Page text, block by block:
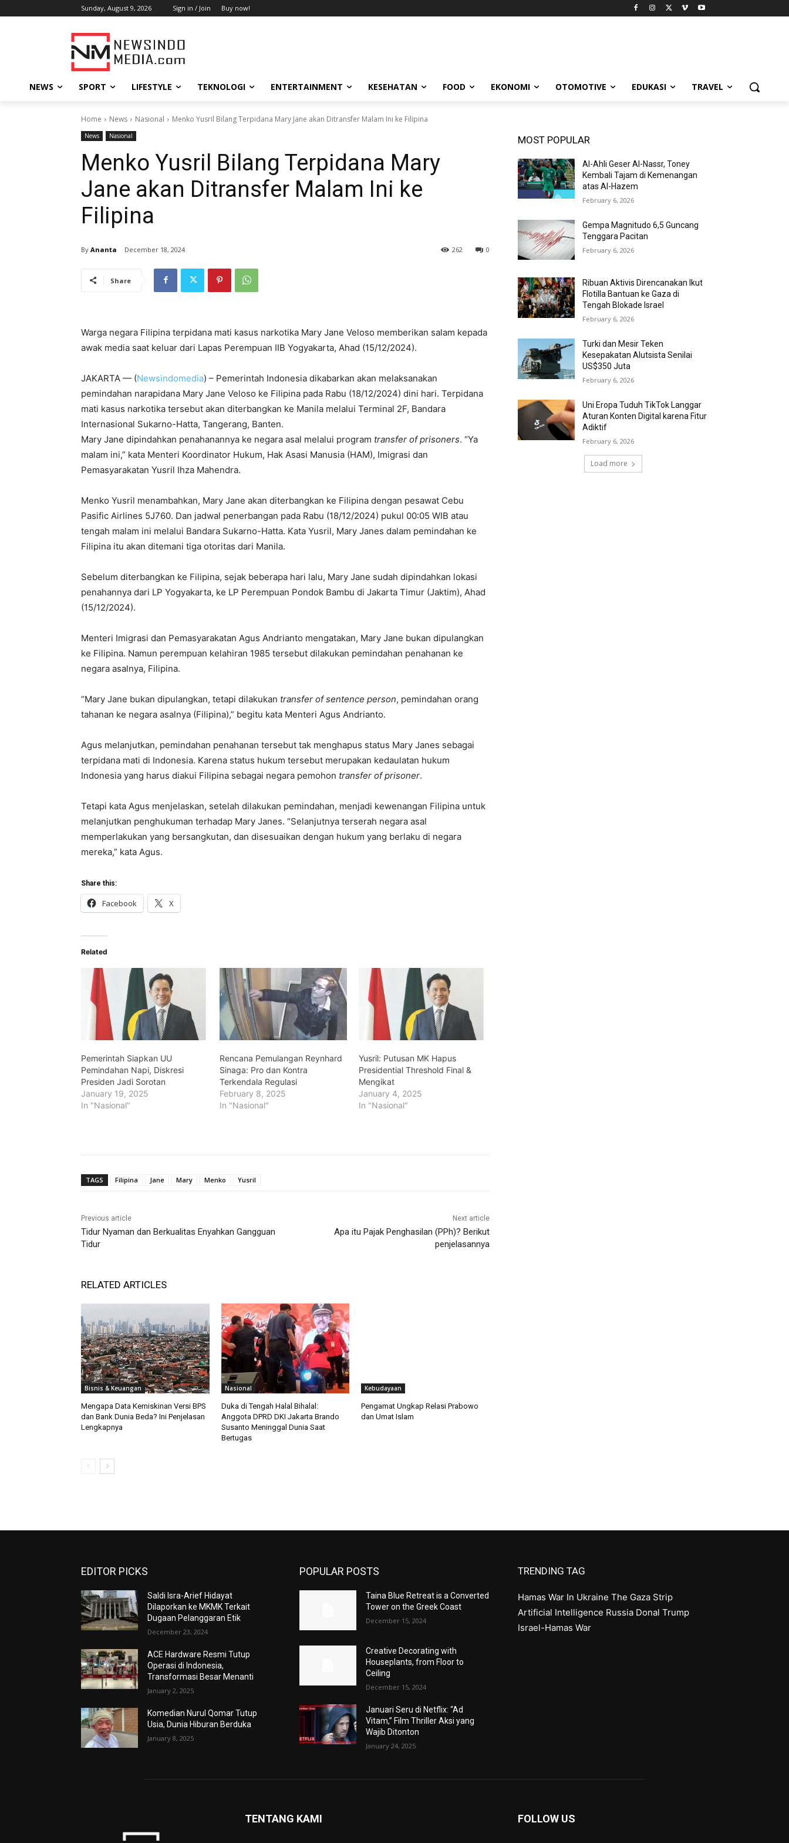
Sunday, August 9, 2026 Sign in / Join Buy now!
NEWS SPORT LIFESTYLE TEKNOLOGI ENTERTAINMENT KESEHATAN FOOD EKONOMI OTOMOTIVE EDUKASI TRAVEL
Home News Nasional Menko Yusril Bilang Terpidana Mary Jane akan Ditransfer Malam Ini ke Filipina
News Nasional
Menko Yusril Bilang Terpidana Mary
Jane akan Ditransfer Malam Ini ke
Filipina
By Ananta December 18, 2024 0
262
Share
Warga negara Filipina terpidana mati kasus narkotika Mary Jane Veloso memberikan salam kepada
awak media saat keluar dari Lapas Perempuan IIB Yogyakarta, Ahad (15/12/2024).
JAKARTA — (Newsindomedia) – Pemerintah Indonesia dikabarkan akan melaksanakan
pemindahan narapidana Mary Jane Veloso ke Filipina pada Rabu (18/12/2024) dini hari. Terpidana
mati kasus narkotika tersebut akan diterbangkan ke Manila melalui Terminal 2F, Bandara
Internasional Sukarno-Hatta, Tangerang, Banten.
Mary Jane dipindahkan penahanannya ke negara asal melalui program transfer of prisoners. “Ya
malam ini,” kata Menteri Koordinator Hukum, Hak Asasi Manusia (HAM), Imigrasi dan
Pemasyarakatan Yusril Ihza Mahendra.
Menko Yusril menambahkan, Mary Jane akan diterbangkan ke Filipina dengan pesawat Cebu
Pasific Airlines 5J760. Dan jadwal penerbangan pada Rabu (18/12/2024) pukul 00:05 WIB atau
tengah malam ini melalui Bandara Sukarno-Hatta. Kata Yusril, Mary Janes dalam pemindahan ke
Filipina itu akan ditemani tiga otoritas dari Manila.
Sebelum diterbangkan ke Filipina, sejak beberapa hari lalu, Mary Jane sudah dipindahkan lokasi
penahannya dari LP Yogyakarta, ke LP Perempuan Pondok Bambu di Jakarta Timur (Jaktim), Ahad
(15/12/2024).
Menteri Imigrasi dan Pemasyarakatan Agus Andrianto mengatakan, Mary Jane bukan dipulangkan
ke Filipina. Namun perempuan kelahiran 1985 tersebut dilakukan pemindahan penahanan ke
negara asalnya, Filipina.
“Mary Jane bukan dipulangkan, tetapi dilakukan transfer of sentence person, pemindahan orang
tahanan ke negara asalnya (Filipina),” begitu kata Menteri Agus Andrianto.
Agus melanjutkan, pemindahan penahanan tersebut tak menghapus status Mary Janes sebagai
terpidana mati di Indonesia. Karena status hukum tersebut merupakan kedaulatan hukum
Indonesia yang harus diakui Filipina sebagai negara pemohon transfer of prisoner.
Tetapi kata Agus menjelaskan, setelah dilakukan pemindahan, menjadi kewenangan Filipina untuk
melanjutkan penghukuman terhadap Mary Janes. “Selanjutnya terserah negara asal
memperlakukan yang bersangkutan, dan disesuaikan dengan hukum yang berlaku di negara
mereka,” kata Agus.
Share this:
Facebook X
Related
Pemerintah Siapkan UU
Pemindahan Napi, Diskresi
Presiden Jadi Sorotan
January 19, 2025
In "Nasional"
Rencana Pemulangan Reynhard
Sinaga: Pro dan Kontra
Terkendala Regulasi
February 8, 2025
In "Nasional"
Yusril: Putusan MK Hapus
Presidential Threshold Final &
Mengikat
January 4, 2025
In "Nasional"
TAGS Filipina Jane Mary Menko Yusril
Previous article
Tidur Nyaman dan Berkualitas Enyahkan Gangguan
Tidur
Next article
Apa itu Pajak Penghasilan (PPh)? Berikut
penjelasannya
RELATED ARTICLES
Bisnis & Keuangan
Mengapa Data Kemiskinan Versi BPS
dan Bank Dunia Beda? Ini Penjelasan
Lengkapnya
Nasional
Duka di Tengah Halal Bihalal:
Anggota DPRD DKI Jakarta Brando
Susanto Meninggal Dunia Saat
Bertugas
Kebudayaan
Pengamat Ungkap Relasi Prabowo
dan Umat Islam
MOST POPULAR
Al-Ahli Geser Al-Nassr, Toney
Kembali Tajam di Kemenangan
atas Al-Hazem
February 6, 2026
Gempa Magnitudo 6,5 Guncang
Tenggara Pacitan
February 6, 2026
Ribuan Aktivis Direncanakan Ikut
Flotilla Bantuan ke Gaza di
Tengah Blokade Israel
February 6, 2026
Turki dan Mesir Teken
Kesepakatan Alutsista Senilai
US$350 Juta
February 6, 2026
Uni Eropa Tuduh TikTok Langgar
Aturan Konten Digital karena Fitur
Adiktif
February 6, 2026
Load more
EDITOR PICKS
Saldi Isra-Arief Hidayat
Dilaporkan ke MKMK Terkait
Dugaan Pelanggaran Etik
December 23, 2024
ACE Hardware Resmi Tutup
Operasi di Indonesia,
Transformasi Besar Menanti
January 2, 2025
Komedian Nurul Qomar Tutup
Usia, Dunia Hiburan Berduka
January 8, 2025
POPULAR POSTS
Taina Blue Retreat is a Converted
Tower on the Greek Coast
December 15, 2024
Creative Decorating with
Houseplants, from Floor to
Ceiling
December 15, 2024
Januari Seru di Netflix: “Ad
Vitam,” Film Thriller Aksi yang
Wajib Ditonton
January 24, 2025
TRENDING TAG
Hamas War In Ukraine The Gaza Strip
Artificial Intelligence Russia Donal Trump
Israel-Hamas War
TENTANG KAMI FOLLOW US